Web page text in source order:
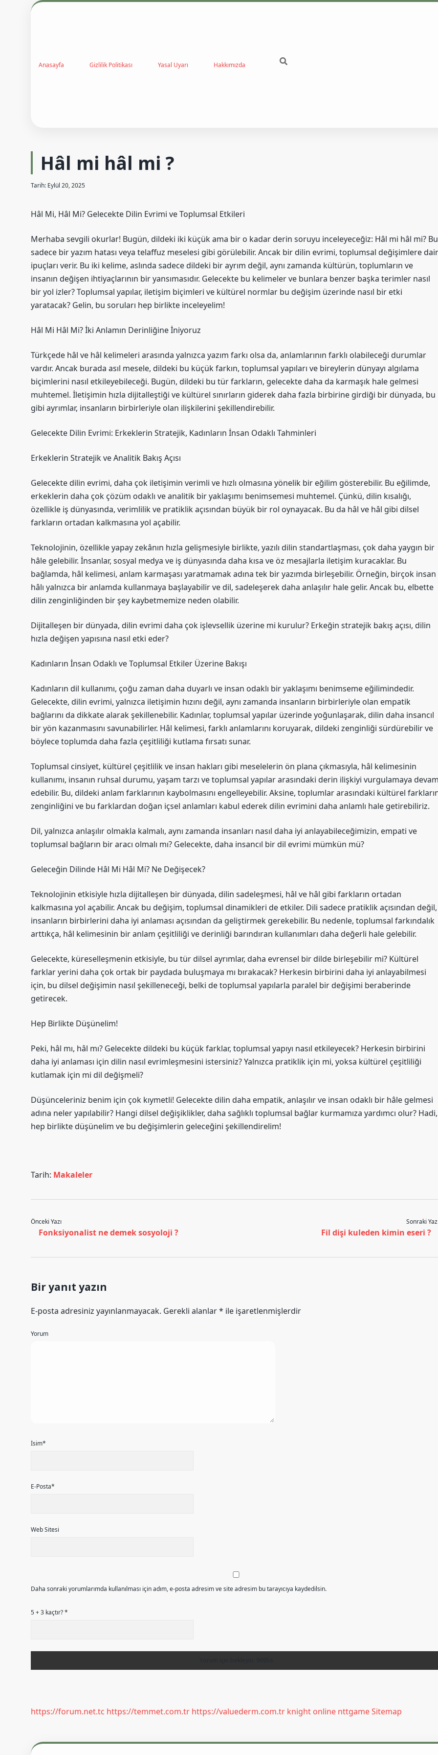
Anasayfa Gizlilik Politikası Yasal Uyarı Hakkımızda
Hâl mi hâl mi ?
Tarih: Eylül 20, 2025
Hâl Mi, Hâl Mi? Gelecekte Dilin Evrimi ve Toplumsal Etkileri
Merhaba sevgili okurlar! Bugün, dildeki iki küçük ama bir o kadar derin soruyu inceleyeceğiz: Hâl mi hâl mi?
sadece bir yazım hatası veya telaffuz meselesi gibi görülebilir. Ancak bir dilin evrimi, toplumsal değişimlere dair
ipuçları verir. Bu iki kelime, aslında sadece dildeki bir ayrım değil, aynı zamanda kültürün, toplumların ve
insanın değişen ihtiyaçlarının bir yansımasıdır. Gelecekte bu kelimeler ve bunlara benzer başka terimler nasıl
bir yol izler? Toplumsal yapılar, iletişim biçimleri ve kültürel normlar bu değişim üzerinde nasıl bir etki
yaratacak? Gelin, bu soruları hep birlikte inceleyelim!
Hâl Mi Hâl Mi? İki Anlamın Derinliğine İniyoruz
Türkçede hâl ve hâl kelimeleri arasında yalnızca yazım farkı olsa da, anlamlarının farklı olabileceği durumlar
vardır. Ancak burada asıl mesele, dildeki bu küçük farkın, toplumsal yapıları ve bireylerin dünyayı algılama
biçimlerini nasıl etkileyebileceği. Bugün, dildeki bu tür farkların, gelecekte daha da karmaşık hale gelmesi
muhtemel. İletişimin hızla dijitalleştiği ve kültürel sınırların giderek daha fazla birbirine girdiği bir dünyada, bu
gibi ayrımlar, insanların birbirleriyle olan ilişkilerini şekillendirebilir.
Gelecekte Dilin Evrimi: Erkeklerin Stratejik, Kadınların İnsan Odaklı Tahminleri
Erkeklerin Stratejik ve Analitik Bakış Açısı
Gelecekte dilin evrimi, daha çok iletişimin verimli ve hızlı olmasına yönelik bir eğilim gösterebilir. Bu eğilimde,
erkeklerin daha çok çözüm odaklı ve analitik bir yaklaşımı benimsemesi muhtemel. Çünkü, dilin kısalığı,
özellikle iş dünyasında, verimlilik ve pratiklik açısından büyük bir rol oynayacak. Bu da hâl ve hâl gibi dilsel
farkların ortadan kalkmasına yol açabilir.
Teknolojinin, özellikle yapay zekânın hızla gelişmesiyle birlikte, yazılı dilin standartlaşması, çok daha yaygın bir
hâle gelebilir. İnsanlar, sosyal medya ve iş dünyasında daha kısa ve öz mesajlarla iletişim kuracaklar. Bu
bağlamda, hâl kelimesi, anlam karmaşası yaratmamak adına tek bir yazımda birleşebilir. Örneğin, birçok insan
hâlı yalnızca bir anlamda kullanmaya başlayabilir ve dil, sadeleşerek daha anlaşılır hale gelir. Ancak bu, elbette
dilin zenginliğinden bir şey kaybetmemize neden olabilir.
Dijitalleşen bir dünyada, dilin evrimi daha çok işlevsellik üzerine mi kurulur? Erkeğin stratejik bakış açısı, dilin
hızla değişen yapısına nasıl etki eder?
Kadınların İnsan Odaklı ve Toplumsal Etkiler Üzerine Bakışı
Kadınların dil kullanımı, çoğu zaman daha duyarlı ve insan odaklı bir yaklaşımı benimseme eğilimindedir.
Gelecekte, dilin evrimi, yalnızca iletişimin hızını değil, aynı zamanda insanların birbirleriyle olan empatik
bağlarını da dikkate alarak şekillenebilir. Kadınlar, toplumsal yapılar üzerinde yoğunlaşarak, dilin daha insancıl
bir yön kazanmasını savunabilirler. Hâl kelimesi, farklı anlamlarını koruyarak, dildeki zenginliği sürdürebilir ve
böylece toplumda daha fazla çeşitliliği kutlama fırsatı sunar.
Toplumsal cinsiyet, kültürel çeşitlilik ve insan hakları gibi meselelerin ön plana çıkmasıyla, hâl kelimesinin
kullanımı, insanın ruhsal durumu, yaşam tarzı ve toplumsal yapılar arasındaki derin ilişkiyi vurgulamaya
edebilir. Bu, dildeki anlam farklarının kaybolmasını engelleyebilir. Aksine, toplumlar arasındaki kültürel
zenginliğini ve bu farklardan doğan içsel anlamları kabul ederek dilin evrimini daha anlamlı hale getirebiliriz.
Dil, yalnızca anlaşılır olmakla kalmalı, aynı zamanda insanları nasıl daha iyi anlayabileceğimizin, empati ve
toplumsal bağların bir aracı olmalı mı? Gelecekte, daha insancıl bir dil evrimi mümkün mü?
Geleceğin Dilinde Hâl Mi Hâl Mi? Ne Değişecek?
Teknolojinin etkisiyle hızla dijitalleşen bir dünyada, dilin sadeleşmesi, hâl ve hâl gibi farkların ortadan
kalkmasına yol açabilir. Ancak bu değişim, toplumsal dinamikleri de etkiler. Dili sadece pratiklik açısından değil,
insanların birbirlerini daha iyi anlaması açısından da geliştirmek gerekebilir. Bu nedenle, toplumsal farkındalık
arttıkça, hâl kelimesinin bir anlam çeşitliliği ve derinliği barındıran kullanımları daha değerli hale gelebilir.
Gelecekte, küreselleşmenin etkisiyle, bu tür dilsel ayrımlar, daha evrensel bir dilde birleşebilir mi? Kültürel
farklar yerini daha çok ortak bir paydada buluşmaya mı bırakacak? Herkesin birbirini daha iyi anlayabilmesi
için, bu dilsel değişimin nasıl şekilleneceği, belki de toplumsal yapılarla paralel bir değişimi beraberinde
getirecek.
Hep Birlikte Düşünelim!
Peki, hâl mı, hâl mı? Gelecekte dildeki bu küçük farklar, toplumsal yapıyı nasıl etkileyecek? Herkesin birbirini
daha iyi anlaması için dilin nasıl evrimleşmesini istersiniz? Yalnızca pratiklik için mi, yoksa kültürel çeşitliliği
kutlamak için mi dil değişmeli?
Düşünceleriniz benim için çok kıymetli! Gelecekte dilin daha empatik, anlaşılır ve insan odaklı bir hâle gelmesi
adına neler yapılabilir? Hangi dilsel değişiklikler, daha sağlıklı toplumsal bağlar kurmamıza yardımcı olur? Hadi,
hep birlikte düşünelim ve bu değişimlerin geleceğini şekillendirelim!
Tarih: Makaleler
Önceki Yazı
Fonksiyonalist ne demek sosyoloji ?
Sonraki
Fil dişi kuleden kimin eseri ?
Bir yanıt yazın
E-posta adresiniz yayınlanmayacak. Gerekli alanlar* ile işaretlenmişlerdir
Yorum
İsim*
E-Posta*
Web Sitesi
Daha sonraki yorumlarımda kullanılması için adım, e-posta adresim ve site adresim bu tarayıcıya kaydedilsin.
5 + 3 kaçtır?*
https://forum.net.tc https://temmet.com.tr https://valuederm.com.tr knight online nttgameSitemap